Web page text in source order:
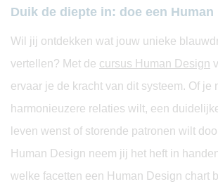
Duik de diepte in: doe een
Wil jij ontdekken wat jouw unieke
vertellen? Met de cursus Human Design
ervaar je de kracht van dit systeem. Of je
harmonieuzere relaties wilt, een
leven wenst of storende patronen wilt
Human Design neem jij het heft in
welke facetten een Human Design chart